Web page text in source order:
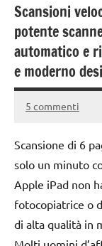
Scansioni
potente
automatico e
e moderno
10
2016
Andrea
5 commenti
Scansione di 6
solo un minuto
Apple iPad non
fotocopiatrice o
di alta qualità in